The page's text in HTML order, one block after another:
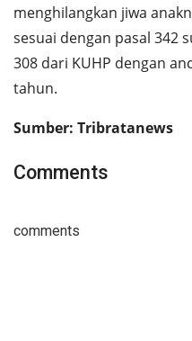
menghilangkan jiwa
sesuai dengan pasal 342
308 dari KUHP dengan
tahun.
Sumber: Tribratanews
Comments
comments